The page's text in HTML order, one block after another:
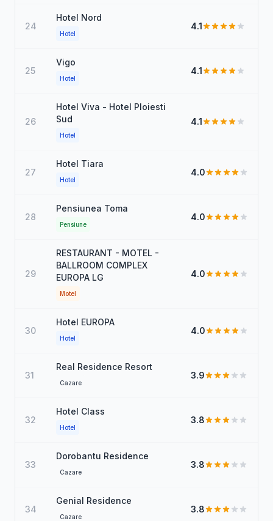
24
Hotel Nord
Hotel
4.1
25
Vigo
Hotel
4.1
26
Hotel Viva - Hotel Ploiesti
Sud
Hotel
4.1
27
Hotel Tiara
Hotel
4.0
28
Pensiunea Toma
Pensiune
4.0
29
RESTAURANT - MOTEL -
BALLROOM COMPLEX
EUROPA LG
Motel
4.0
30
Hotel EUROPA
Hotel
4.0
31
Real Residence Resort
Cazare
3.9
32
Hotel Class
Hotel
3.8
33
Dorobantu Residence
Cazare
3.8
34
Genial Residence
Cazare
3.8